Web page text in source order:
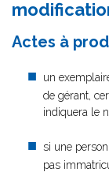
Actes à
un
de gérant,
indiquera le
si une
pas